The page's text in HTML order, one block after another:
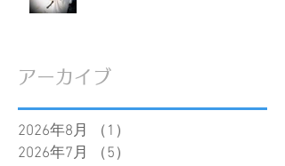
アーカイブ
2026年8月 （1）
2026年7月
（5）